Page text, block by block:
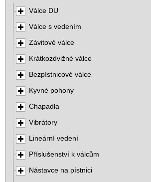
Válce DU
Válce s vedením
Závitové válce
Krátkozdvižné válce
Bezpístnicové válce
Kyvné pohony
Chapadla
Vibrátory
Lineární vedení
Příslušenství k válcům
Nástavce na pístnici